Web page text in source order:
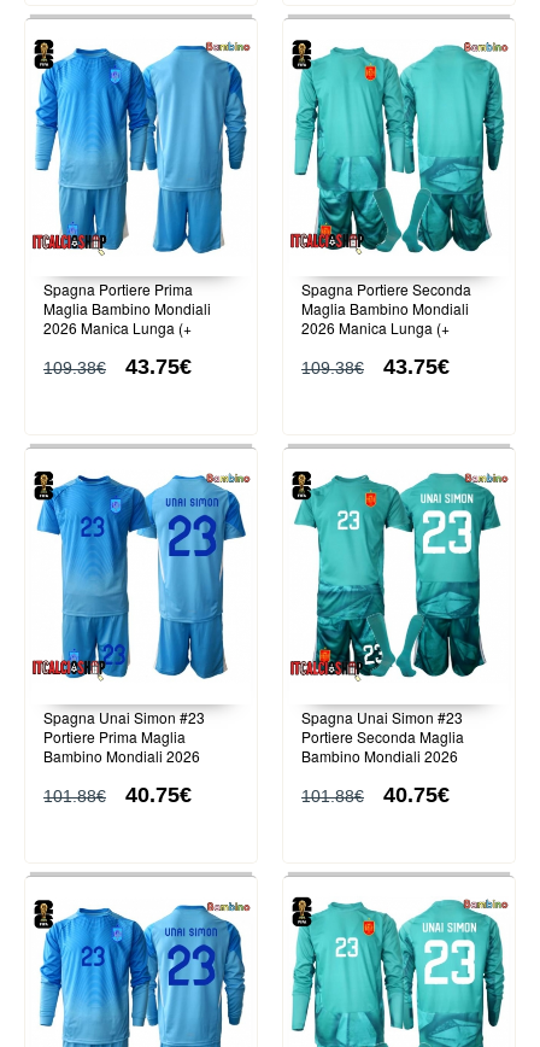
Spagna Portiere Prima
Maglia Bambino Mondiali
2026 Manica Lunga (+
109.38€ 43.75€
Spagna Portiere Seconda
Maglia Bambino Mondiali
2026 Manica Lunga (+
109.38€ 43.75€
Spagna Unai Simon #23
Portiere Prima Maglia
Bambino Mondiali 2026
corti)
101.88€ 40.75€
Spagna Unai Simon #23
Portiere Seconda Maglia
Bambino Mondiali 2026
corti)
101.88€ 40.75€